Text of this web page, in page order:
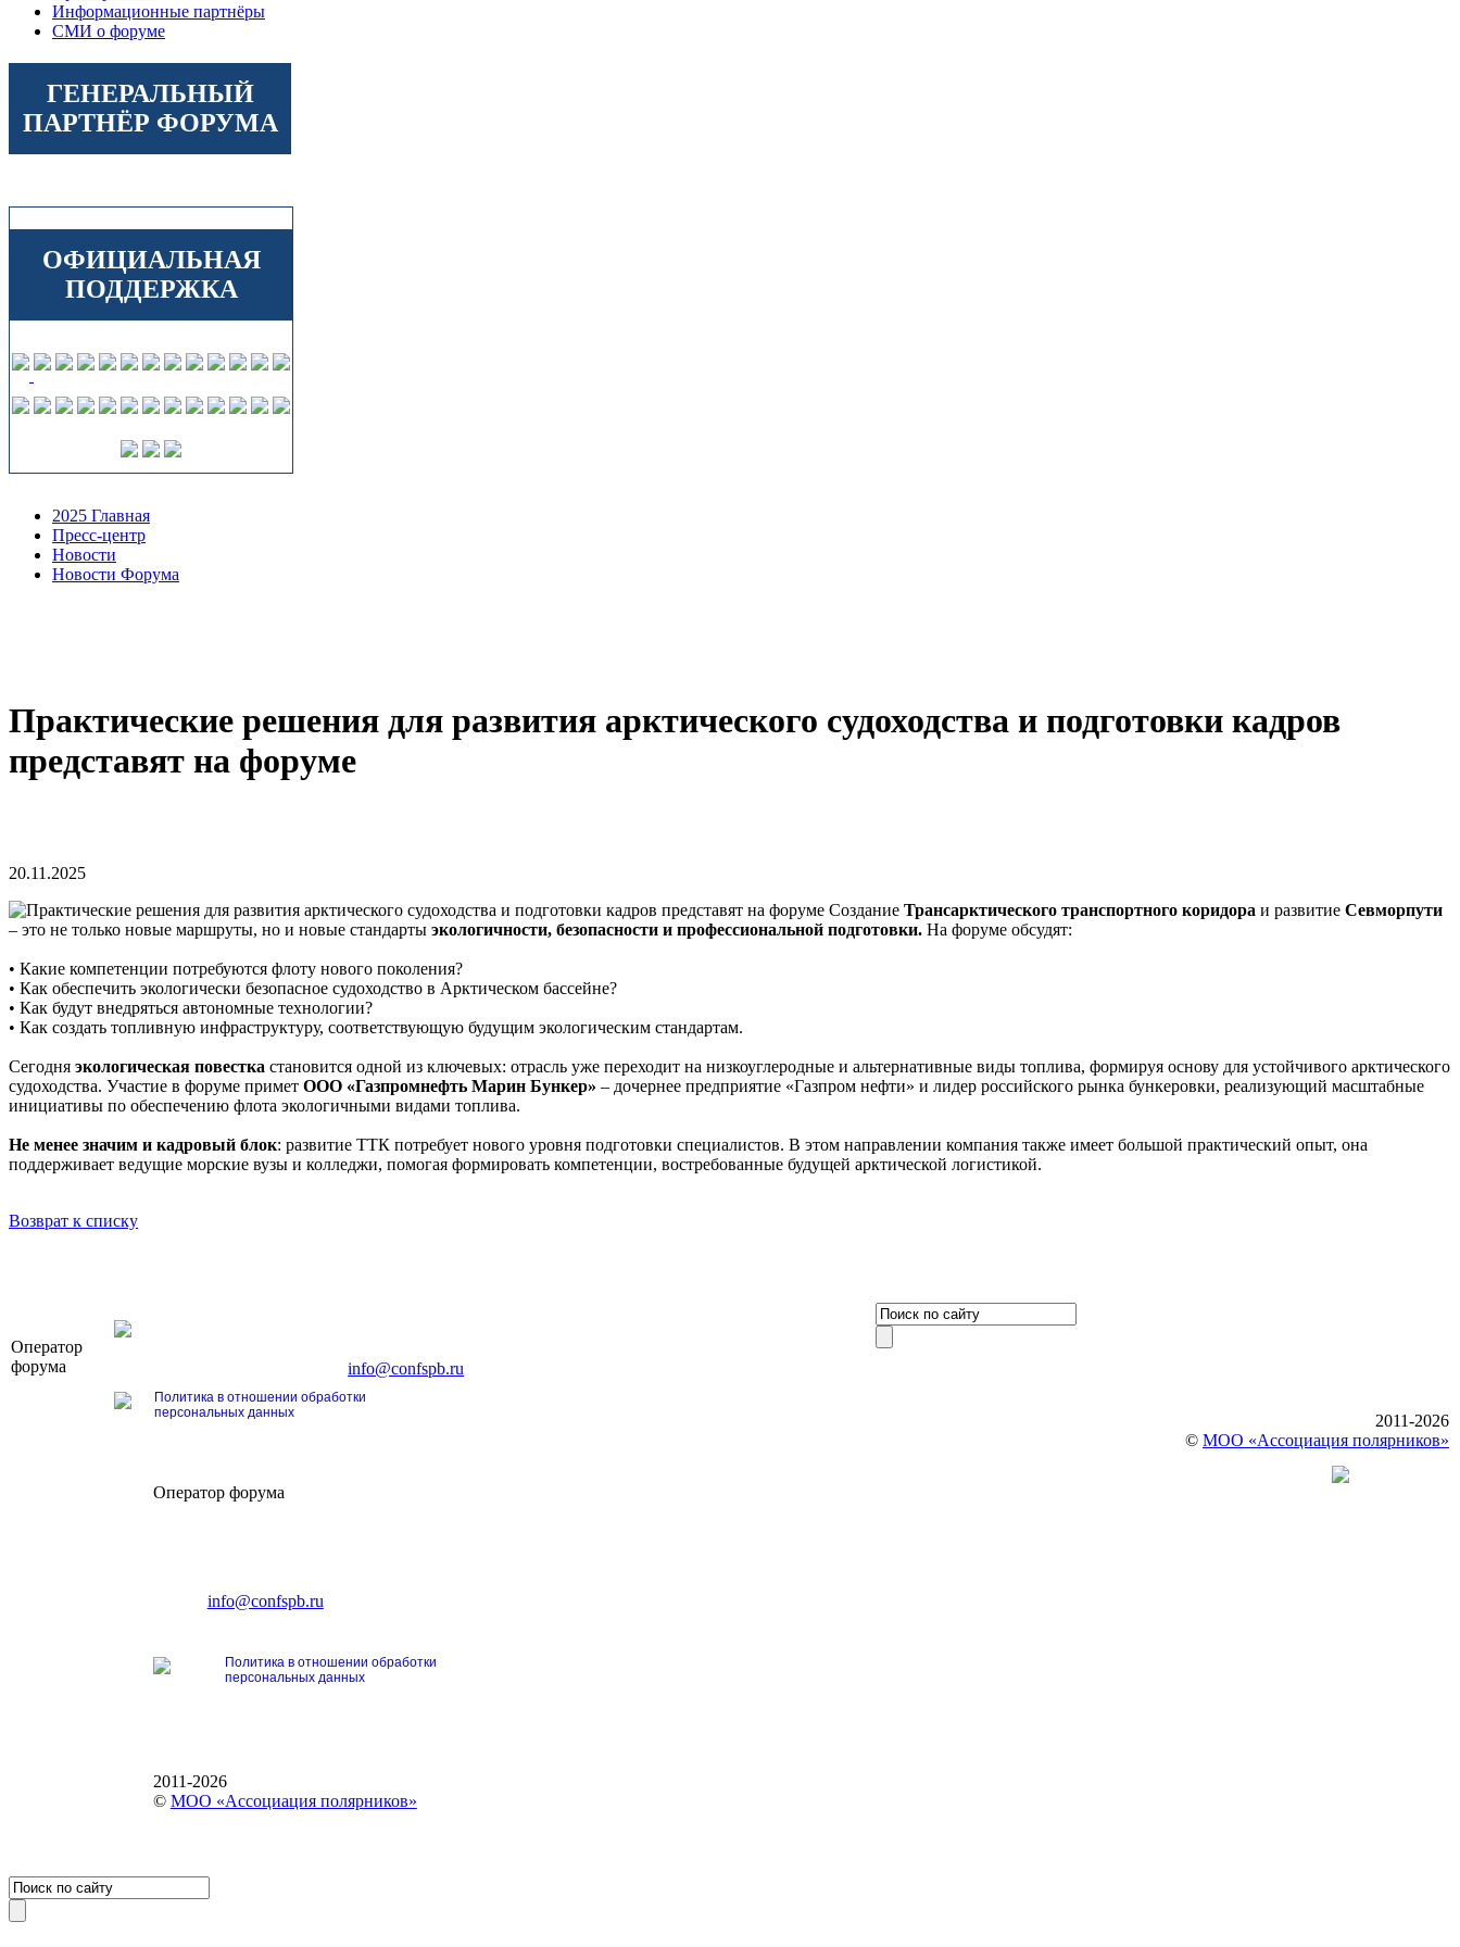
Информационные партнёры
СМИ о форуме
ГЕНЕРАЛЬНЫЙ
ПАРТНЁР ФОРУМА
ОФИЦИАЛЬНАЯ
ПОДДЕРЖКА
2025 Главная
Пресс-центр
Новости
Новости Форума
Практические решения для развития арктического судоходства и подготовки кадров
представят на форуме
20.11.2025
Создание Трансарктического транспортного коридора и развитие Севморпути
– это не только новые маршруты, но и новые стандарты экологичности, безопасности и профессиональной подготовки. На форуме обсудят:
• Какие компетенции потребуются флоту нового поколения?
• Как обеспечить экологически безопасное судоходство в Арктическом бассейне?
• Как будут внедряться автономные технологии?
• Как создать топливную инфраструктуру, соответствующую будущим экологическим стандартам.
Сегодня экологическая повестка становится одной из ключевых: отрасль уже переходит на низкоуглеродные и альтернативные виды топлива, формируя основу для устойчивого арктического
судоходства. Участие в форуме примет ООО «Газпромнефть Марин Бункер» – дочернее предприятие «Газпром нефти» и лидер российского рынка бункеровки, реализующий масштабные
инициативы по обеспечению флота экологичными видами топлива.
Не менее значим и кадровый блок: развитие ТТК потребует нового уровня подготовки специалистов. В этом направлении компания также имеет большой практический опыт, она
поддерживает ведущие морские вузы и колледжи, помогая формировать компетенции, востребованные будущей арктической логистикой.
Возврат к списку
Оператор
форума
Тел. +7 (812) 327-93-70, E-mail:info@confspb.ru
Политика в отношении обработки
персональных данных
2011-2026
© МОО «Ассоциация полярников»
Оператор форума
info@confspb.ru
Политика в отношении обработки
персональных данных
2011-2026
© МОО «Ассоциация полярников»